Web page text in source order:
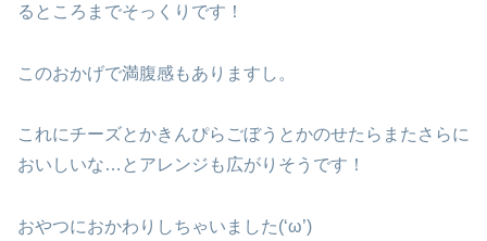
るところまでそっくりです！
このおかげで満腹感もありますし。
これにチーズとかきんぴらごぼうとかのせたらまたさらに
おいしいな…とアレンジも広がりそうです！
おやつにおかわりしちゃいました(‘ω’)